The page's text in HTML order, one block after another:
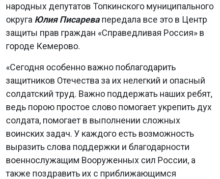
народных депутатов Топкинского муниципального
округа Юлия Писаревапередала все это в Центр
защиты прав граждан «Справедливая Россия» в
городе Кемерово.
«Сегодня особенно важно поблагодарить
защитников Отечества за их нелегкий и опасный
солдатский труд. Важно поддержать наших ребят,
ведь порою простое слово помогает укрепить дух
солдата, помогает в выполнении сложных
воинских задач. У каждого есть возможность
выразить слова поддержки и благодарности
военнослужащим Вооруженных сил России, а
также поздравить их с приближающимся